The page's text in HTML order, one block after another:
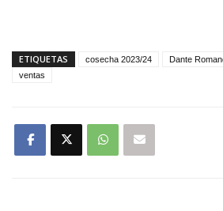
ETIQUETAS cosecha 2023/24 Dante
ventas